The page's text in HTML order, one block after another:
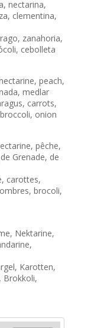
nectarina,
clementina,
zanahoria,
cebolleta
peach,
medlar
carrots,
onion
pêche,
Grenade, de
carottes,
brocoli,
Nektarine,
Karotten,
Brokkoli,